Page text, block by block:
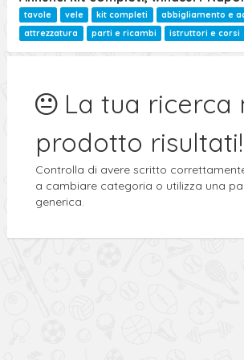
tavole vele kit completi
abbigliamento e
attrezzatura
parti e ricambi istruttori e corsi
La tua ricerca
prodotto risultati!
Controlla di avere scritto
a cambiare categoria o utilizza una
generica.